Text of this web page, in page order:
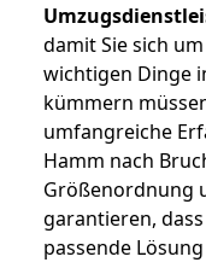
damit Sie sich
wichtigen Dinge
kümmern
umfangreiche
Hamm nach
Größenordnung
garantieren,
passende